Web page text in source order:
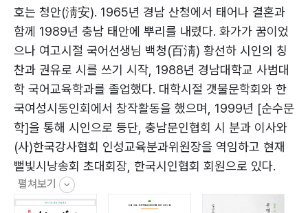
031 구멍
032 이젠 시를 쓰려나
033 쓰라는 시는 안 쓰고
034 말라비틀어진 밤송이
035 못난 것들끼리
036 고구마 미라
037 처마와 지붕과 울타리
038 날개
040 무명시인으로 사는 것도 괜찮아
042 박스 줍는 여자
호는 청안(淸安). 1965년 경남 산청에서 태어나 결혼과
함께 1989년 충남 태안에 뿌리를 내렸다. 화가가 꿈이었
으나 여고시절 국어선생님 백청(百淸) 황선하 시인의 칭
찬과 권유로 시를 쓰기 시작, 1988년 경남대학교 사범대
학 국어교육학과를 졸업했다. 대학시절 갯물문학회와 한
국여성시동인회에서 창작활동을 했으며, 1999년 [순수문
학]을 통해 시인으로 등단, 충남문인협회 시 분과 이사와
(사)한국강사협회 인성교육분과위원장을 역임하고 현재
뻘빛시낭송회 초대회장, 한국시인협회 회원으로 있다.
스물셋, 아버지의 책장에서 『그 분의 말씀을 따라』라는 책
을 읽던 중 농촌복음화의 비전을 발견하고 가나안농군학
펼쳐보기